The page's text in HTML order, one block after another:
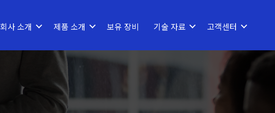
회사 소개 제품 소개 보유 장비 기술 자료 고객센터